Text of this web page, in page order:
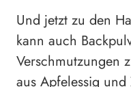
Und jetzt zu den
kann auch
Verschmutzungen
aus Apfelessig